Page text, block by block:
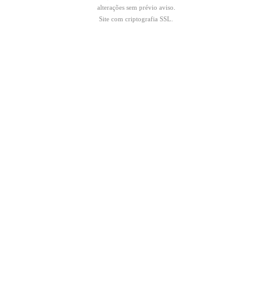
alterações sem prévio aviso.
Site com criptografia SSL.